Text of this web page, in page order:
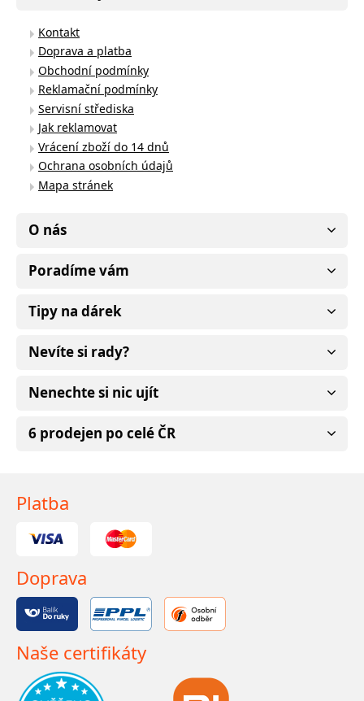
Kontakt
Doprava a platba
Obchodní podmínky
Reklamační podmínky
Servisní střediska
Jak reklamovat
Vrácení zboží do 14 dnů
Ochrana osobních údajů
Mapa stránek
O nás
Poradíme vám
Tipy na dárek
Nevíte si rady?
Nenechte si nic ujít
6 prodejen po celé ČR
Platba
Doprava
Naše certifikáty